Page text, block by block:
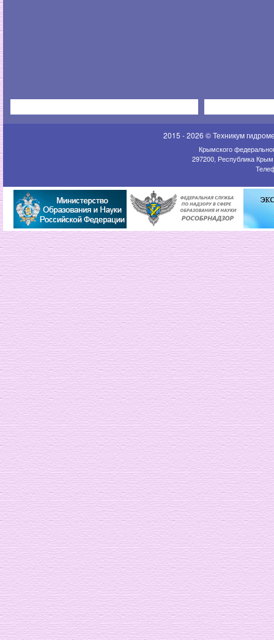
2015 - 2026 © Техникум
Крымского
297200, Республика